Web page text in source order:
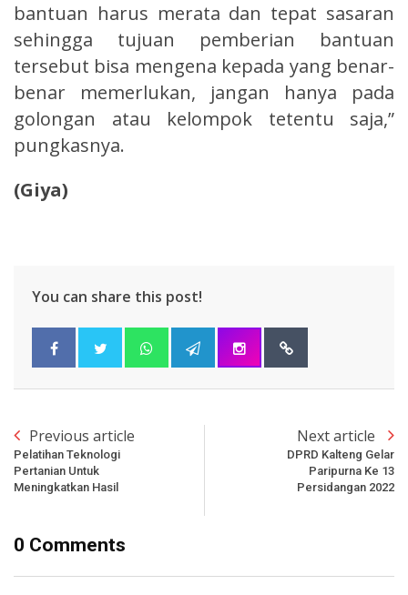
bantuan harus merata dan tepat sasaran
sehingga tujuan pemberian bantuan
tersebut bisa mengena kepada yang benar-
benar memerlukan, jangan hanya pada
golongan atau kelompok tetentu saja,”
pungkasnya.
(Giya)
You can share this post!
Previous article
Pelatihan Teknologi
Pertanian Untuk
Meningkatkan Hasil
Next article
DPRD Kalteng Gelar
Paripurna Ke 13
Persidangan 2022
0 Comments